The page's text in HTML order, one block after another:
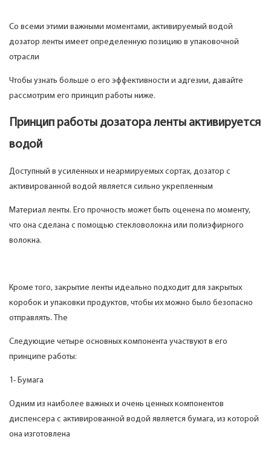
Со всеми этими важными моментами, активируемый водой
дозатор ленты имеет определенную позицию в упаковочной
отрасли
Чтобы узнать больше о его эффективности и адгезии, давайте
рассмотрим его принцип работы ниже.
Принцип работы дозатора ленты активируется
водой
Доступный в усиленных и неармируемых сортах, дозатор с
активированной водой является сильно укрепленным
Материал ленты. Его прочность может быть оценена по моменту,
что она сделана с помощью стекловолокна или полиэфирного
волокна.
Кроме того, закрытие ленты идеально подходит для закрытых
коробок и упаковки продуктов, чтобы их можно было безопасно
отправлять. The
Следующие четыре основных компонента участвуют в его
принципе работы:
1- Бумага
Одним из наиболее важных и очень ценных компонентов
диспенсера с активированной водой является бумага, из которой
она изготовлена